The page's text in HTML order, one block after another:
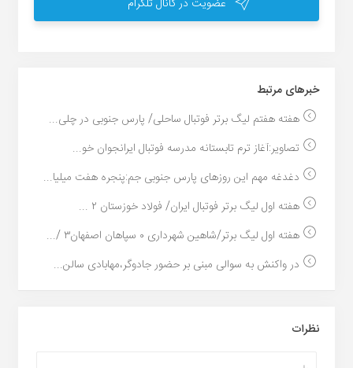
عضویت در کانال تلگرام
خبر‌های مرتبط
هفته هفتم لیگ برتر فوتبال ساحلی/ پارس جنوبی در چلی...
تصاویر:آغاز ترم تابستانه مدرسه فوتبال ایرانجوان خو...
دغدغه مهم این روزهای پارس جنوبی جم:پنجره هفت میلیا...
هفته اول لیگ برتر فوتبال ایران/ فولاد خوزستان ۲ ...
هفته اول لیگ برتر/شاهین شهرداری ۰ سپاهان اصفهان۳ /...
در واکنش به سوالی مبنی بر حضور جادوگر،مهابادی سالن...
نظرات